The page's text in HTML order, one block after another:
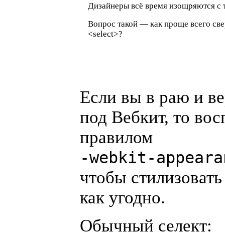
Дизайнеры всё время изощряются
Вопрос такой — как проще всего
<select>?
Если вы в раю и
под Вебкит, то
правилом
-webkit-
чтобы
как угодно.
Обычный селект: